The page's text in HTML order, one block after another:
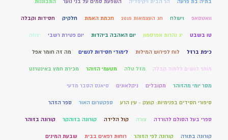
וואטסאפ וישלח חג העצמאות 2015 חכמת האמת חלקיק חסידות וקבלה
טו בשבט יג נהרות אפרסמון יום האהבה ביהדות יום פטירת רשבי יצחק
כיפת ברזל לוח לפירוש המילות לימודי חסידות לנשים מה זה חומר אפל
מותר לנשים ללמוד קבלה מזל טלה מטעמי הזוהר מכירת חמץ באינטרנט
מסר יומי מהזוהר מקובלים ניקלאונים סיאנס הסבר מדעי
סיפורי חסידים בפנימיות: קוצק - עין הרע ספקטרום האור ספר הזהר
ספרי בעל הסולם להורדה צורה קול הלידה קורונה בזוהקר קורונה בזוהר
קורונה בתורה קורונה לפי הזוהר רוחות רפאים בבית שבעת המינים